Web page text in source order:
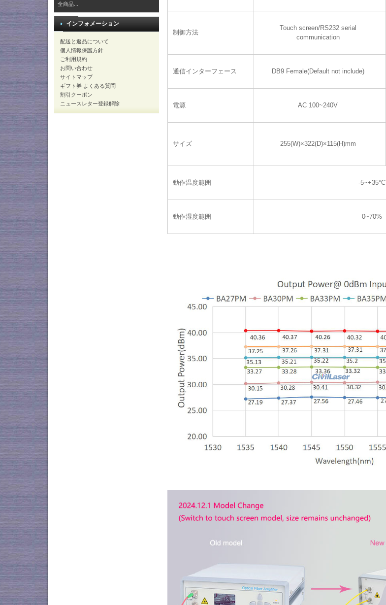
全商品...
インフォメーション
配送と返品について
個人情報保護方針
ご利用規約
お問い合わせ
サイトマップ
ギフト券 よくある質問
割引クーポン
ニュースレター登録解除
制御方法
Touch screen/RS232 serial
communication
通信インターフェース DB9 Female(Default not include)
電源 AC 100~240V
サイズ 255(W)×322(D)×115(H)mm
動作温度範囲 -5~+35°C
動作湿度範囲 0~70%